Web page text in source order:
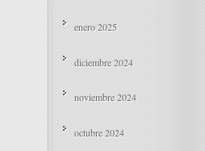
enero 2025
diciembre 2024
noviembre 2024
octubre 2024